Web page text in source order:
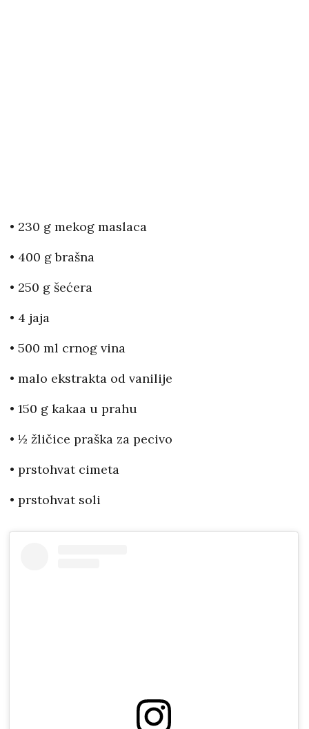
• 230 g mekog maslaca
• 400 g brašna
• 250 g šećera
• 4 jaja
• 500 ml crnog vina
• malo ekstrakta od vanilije
• 150 g kakaa u prahu
• ½ žličice praška za pecivo
• prstohvat cimeta
• prstohvat soli